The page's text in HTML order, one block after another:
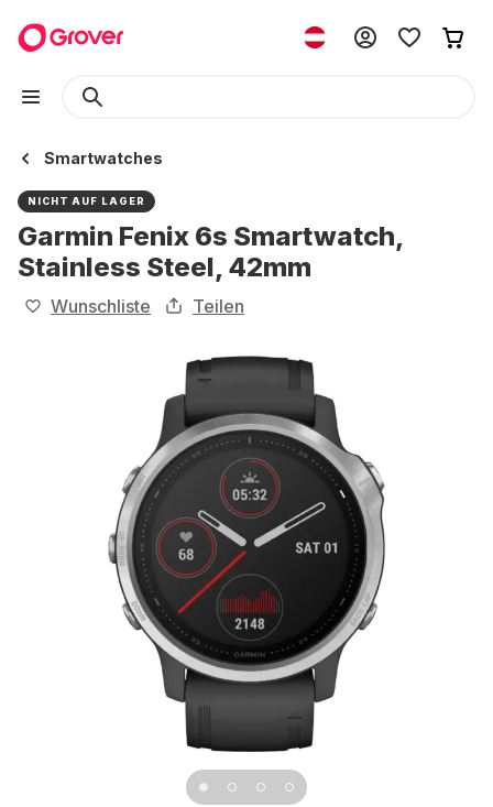
Smartwatches
NICHT AUF LAGER
Garmin Fenix 6s Smartwatch,
Stainless Steel, 42mm
Wunschliste Teilen